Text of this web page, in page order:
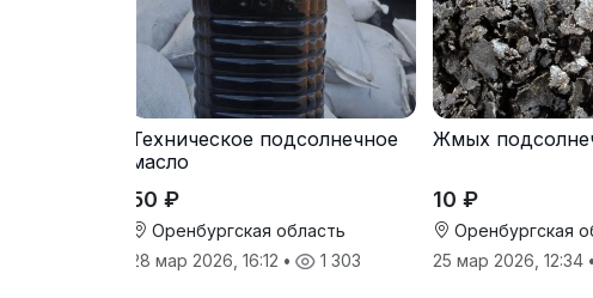
Техническое подсолнечное
масло
50 ₽
Оренбургская область
28 мар 2026, 16:12 • 1 303
Жмых
10 ₽
Оренбургская
25 мар 2026, 12:34 •